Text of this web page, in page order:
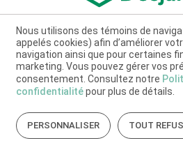
Nous utilisons des témoins de
appelés cookies) afin d’améliorer
navigation ainsi que pour certaines
marketing. Vous pouvez gérer vos
consentement. Consultez notre
confidentialitépour plus de détails.
PERSONNALISER TOUT